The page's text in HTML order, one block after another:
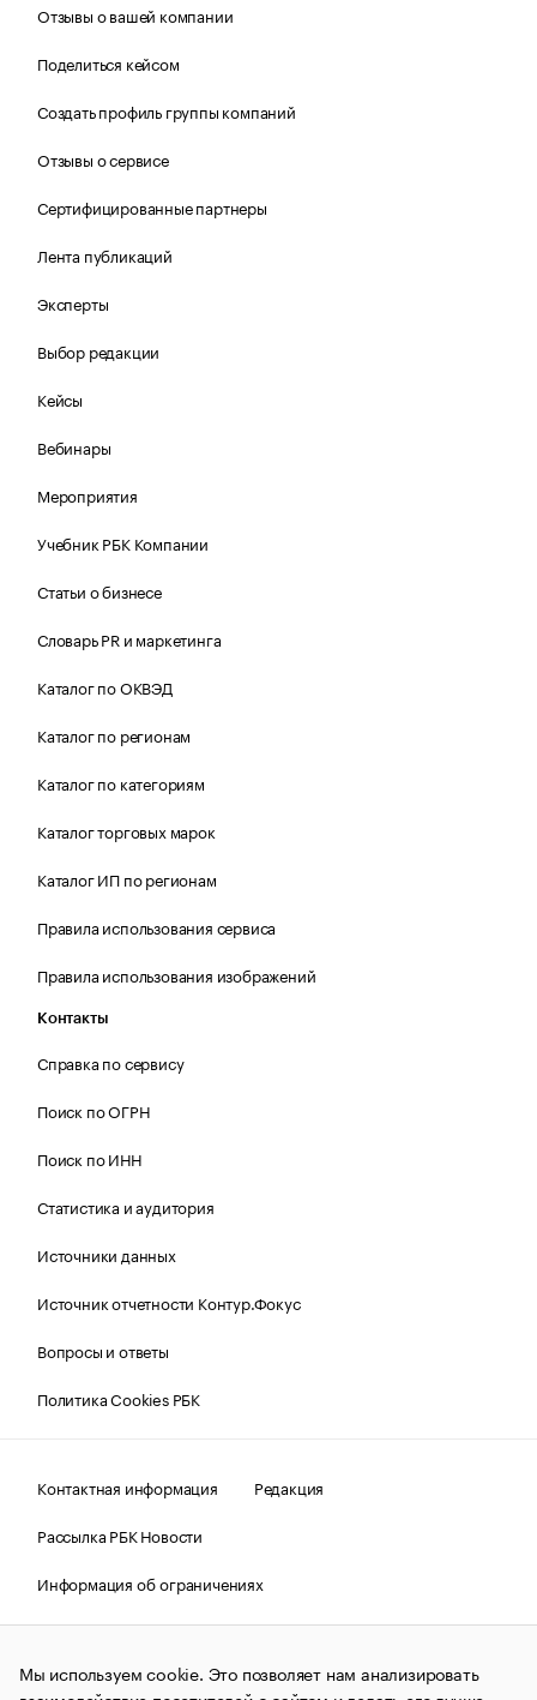
Отзывы о вашей компании
Поделиться кейсом
Создать профиль группы компаний
Отзывы о сервисе
Сертифицированные партнеры
Лента публикаций
Эксперты
Выбор редакции
Кейсы
Вебинары
Мероприятия
Учебник РБК Компании
Статьи о бизнесе
Словарь PR и маркетинга
Каталог по ОКВЭД
Каталог по регионам
Каталог по категориям
Каталог торговых марок
Каталог ИП по регионам
Правила использования сервиса
Правила использования изображений
Контакты
Справка по сервису
Поиск по ОГРН
Поиск по ИНН
Статистика и аудитория
Источники данных
Источник отчетности Контур.Фокус
Вопросы и ответы
Политика Cookies РБК
Контактная информация
Редакция
Рассылка РБК Новости
Информация об ограничениях
Правовая информация
О соблюдении авторских прав
© АО «РОСБИЗНЕСКОНСАЛТИНГ»,1995–2026.Сообщения
и материалы информационного агентства «РБК»
Мы используем cookie. Это позволяет нам анализировать